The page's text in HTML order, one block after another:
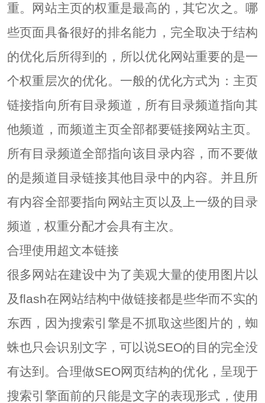
重。网站主页的权重是最高的，其它次之。哪
些页面具备很好的排名能力，完全取决于结构
的优化后所得到的，所以优化网站重要的是一
个权重层次的优化。一般的优化方式为：主页
链接指向所有目录频道，所有目录频道指向其
他频道，而频道主页全部都要链接网站主页。
所有目录频道全部指向该目录内容，而不要做
的是频道目录链接其他目录中的内容。并且所
有内容全部要指向网站主页以及上一级的目录
频道，权重分配才会具有主次。
合理使用超文本链接
很多网站在建设中为了美观大量的使用图片以
及flash在网站结构中做链接都是些华而不实的
东西，因为搜索引擎是不抓取这些图片的，蜘
蛛也只会识别文字，可以说SEO的目的完全没
有达到。合理做SEO网页结构的优化，呈现于
搜索引擎面前的只能是文字的表现形式，使用